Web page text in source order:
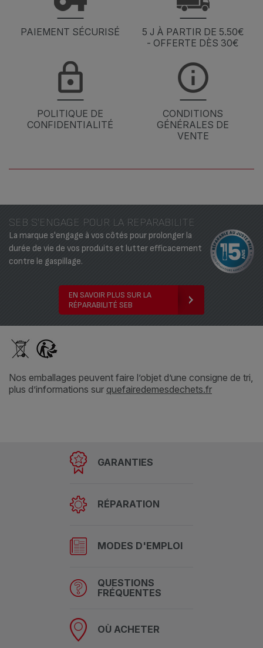
PAIEMENT SÉCURISÉ
5 J À PARTIR DE 5.50€
- OFFERTE DÈS 30€
POLITIQUE DE
CONFIDENTIALITÉ
CONDITIONS
GÉNÉRALES DE
VENTE
SEB S'ENGAGE POUR LA REPARABILITE
La marque s'engage à vos côtés pour prolonger la
durée de vie de vos produits et lutter efficacement
contre le gaspillage.
EN SAVOIR PLUS SUR LA
RÉPARABILITÉ SEB
Nos emballages peuvent faire l’objet d’une consigne de tri,
plus d’informations sur quefairedemesdechets.fr
GARANTIES
RÉPARATION
MODES D'EMPLOI
QUESTIONS
FRÉQUENTES
OÙ ACHETER